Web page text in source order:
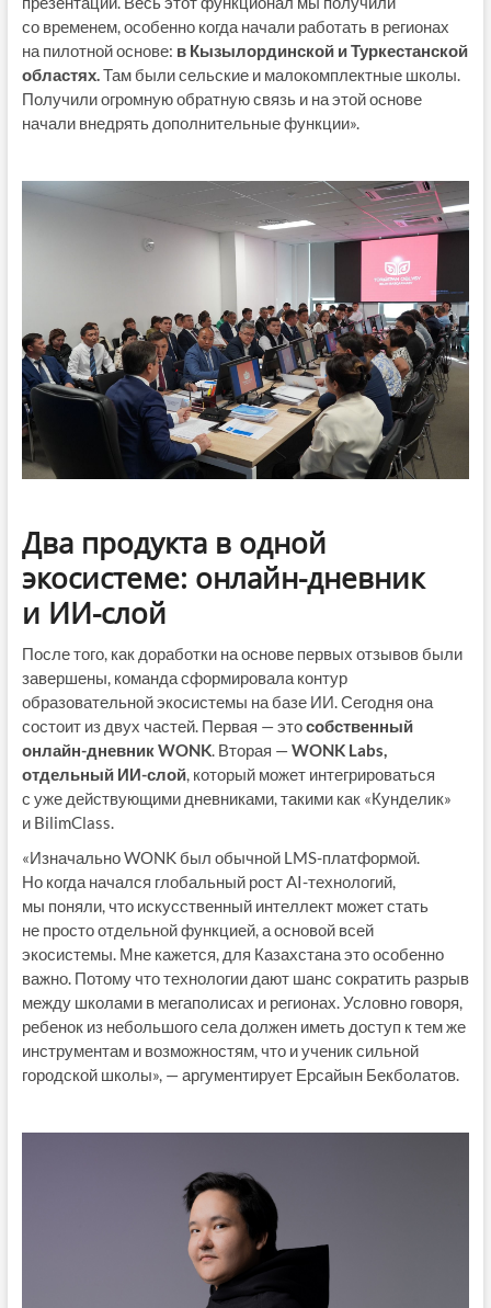
со временем, особенно когда начали работать в регионах
на пилотной основе: в Кызылординской и Туркестанской
областях. Там были сельские и малокомплектные школы.
Получили огромную обратную связь и на этой основе
начали внедрять дополнительные функции».
Два продукта в одной
экосистеме: онлайн-дневник
и ИИ-слой
После того, как доработки на основе первых отзывов были
завершены, команда сформировала контур
образовательной экосистемы на базе ИИ. Сегодня она
состоит из двух частей. Первая — этособственный
онлайн-дневник WONK. Вторая —WONK Labs,
отдельный ИИ-слой, который может интегрироваться
с уже действующими дневниками, такими как «Кунделик»
и BilimClass.
«Изначально WONK был обычной LMS-платформой.
Но когда начался глобальный рост AI-технологий,
мы поняли, что искусственный интеллект может стать
не просто отдельной функцией, а основой всей
экосистемы. Мне кажется, для Казахстана это особенно
важно. Потому что технологии дают шанс сократить разрыв
между школами в мегаполисах и регионах. Условно говоря,
ребенок из небольшого села должен иметь доступ к тем же
инструментам и возможностям, что и ученик сильной
городской школы», — аргументирует Ерсайын Бекболатов.